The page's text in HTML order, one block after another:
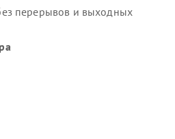
перерывов и выходных